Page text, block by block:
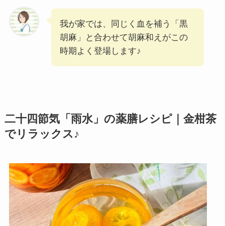
我が家では、同じく血を補う「黒
胡麻」と合わせて胡麻和えがこの
時期よく登場します♪
二十四節気「雨水」の薬膳レシピ｜金柑茶
でリラックス♪